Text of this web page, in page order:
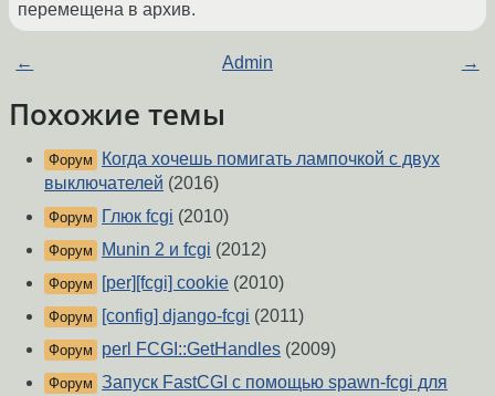
перемещена в архив.
← Admin →
Похожие темы
Форум
Когда хочешь помигать лампочкой с двух
выключателей (2016)
Форум Глюк fcgi (2010)
Форум Munin 2 и fcgi (2012)
Форум [per][fcgi] cookie (2010)
Форум [config] django-fcgi (2011)
Форум perl FCGI::GetHandles (2009)
Форум Запуск FastCGI с помощью spawn-fcgi для